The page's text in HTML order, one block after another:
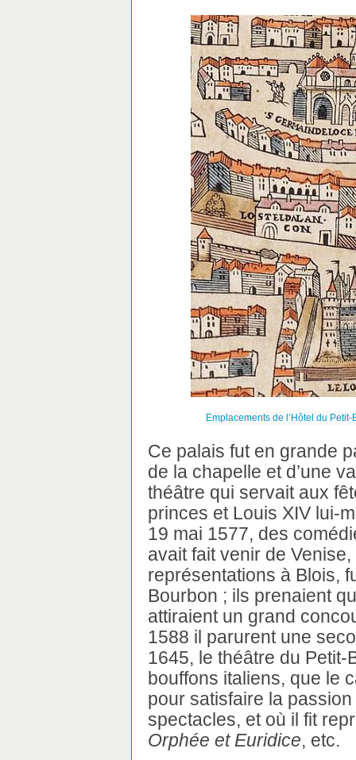
Emplacements de l’Hôtel du
Ce palais fut en grande
de la chapelle et d’une
théâtre qui servait aux
princes et Louis XIV lui-
19 mai 1577, des
avait fait venir de
représentations à Blois,
Bourbon ; ils prenaient
attiraient un grand
1588 il parurent une
1645, le théâtre du
bouffons italiens, que le
pour satisfaire la
spectacles, et où il fit
Orphée et Euridice, etc.